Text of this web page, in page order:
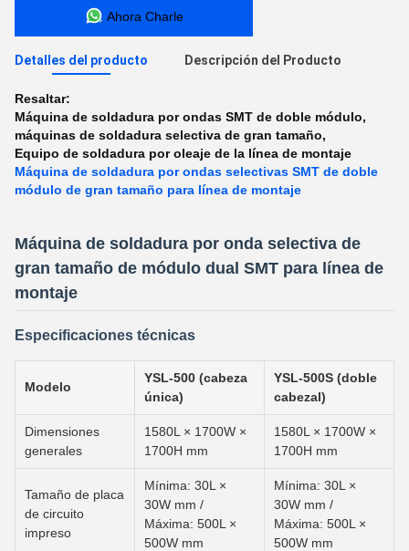
Ahora Charle
Detalles del producto Descripción del Producto
Resaltar:
Máquina de soldadura por ondas SMT de doble módulo,
máquinas de soldadura selectiva de gran tamaño,
Equipo de soldadura por oleaje de la línea de montaje
Máquina de soldadura por ondas selectivas SMT de doble
módulo de gran tamaño para línea de montaje
Máquina de soldadura por onda selectiva de
gran tamaño de módulo dual SMT para línea de
montaje
Especificaciones técnicas
Modelo
YSL-500 (cabeza
única)
YSL-500S (doble
cabezal)
Dimensiones
generales
1580L × 1700W ×
1700H mm
1580L × 1700W ×
1700H mm
Tamaño de placa
de circuito
impreso
Mínima: 30L ×
30W mm /
Máxima: 500L ×
500W mm
Mínima: 30L ×
30W mm /
Máxima: 500L ×
500W mm